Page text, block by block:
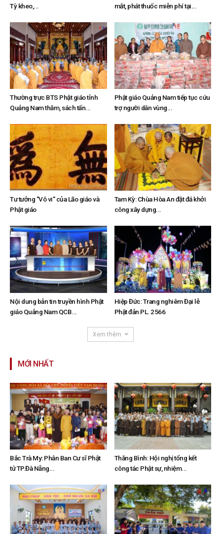
Tỳ kheo,...
mắt, phát thuốc miễn phí tại...
Thường trực BTS Phật giáo tỉnh
Quảng Nam thăm, sách tấn...
Phật giáo Quảng Nam tiếp tục cứu
trợ người dân vùng...
Tư tưởng "Vô vi" của Lão giáo và
Phật giáo
Tam Kỳ: Chùa Hòa An đặt đá khởi
công xây dựng...
Nội dung bản tin truyền hình Phật
giáo Quảng Nam QCB...
Hiệp Đức: Trang nghiêm Đại lễ
Phật đản PL. 2566
Xem thêm
MỚI NHẤT
Bắc Trà My: Phân Ban Cư sĩ Phật
tử TP.Đà Nẵng...
Thăng Bình: Hội nghị tổng kết
công tác Phật sự, nhiệm...